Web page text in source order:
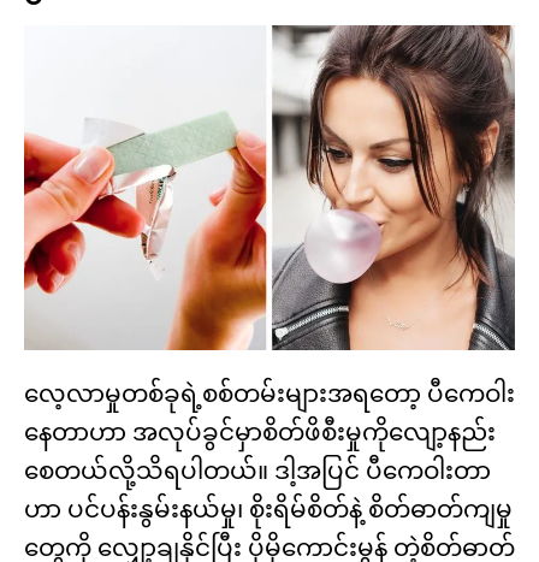
လေ့လာမှုတစ်ခုရဲ့စစ်တမ်းများအရတော့ ပီကေဝါး
နေတာဟာ အလုပ်ခွင်မှာစိတ်ဖိစီးမှုကိုလျော့နည်း
စေတယ်လို့သိရပါတယ်။ ဒါ့အပြင် ပီကေဝါးတာ
ဟာ ပင်ပန်းနွမ်းနယ်မှု၊ စိုးရိမ်စိတ်နဲ့ စိတ်ဓာတ်ကျမှု
တွေကို လျှော့ချနိုင်ပြီး ပိုမိုကောင်းမွန် တဲ့စိတ်ဓာတ်